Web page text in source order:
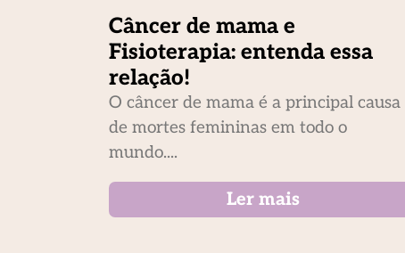
Câncer de mama e
Fisioterapia: entenda essa
relação!
O câncer de mama é a principal causa
de mortes femininas em todo o
mundo....
Ler mais